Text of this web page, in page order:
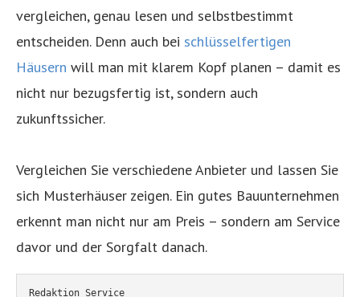
vergleichen, genau lesen und selbstbestimmt
entscheiden. Denn auch bei schlüsselfertigen
Häusern will man mit klarem Kopf planen – damit es
nicht nur bezugsfertig ist, sondern auch
zukunftssicher.
Vergleichen Sie verschiedene Anbieter und lassen Sie
sich Musterhäuser zeigen. Ein gutes Bauunternehmen
erkennt man nicht nur am Preis – sondern am Service
davor und der Sorgfalt danach.
Redaktion Service